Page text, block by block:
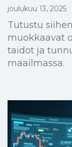
joulukuu 13, 2025
Tutustu
muokkaavat
taidot ja
maailmassa.